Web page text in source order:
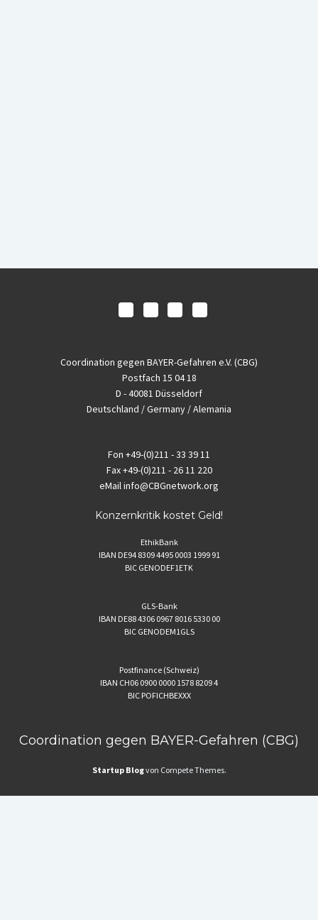
Coordination gegen BAYER-Gefahren e.V. (CBG)
Postfach 15 04 18
D - 40081 Düsseldorf
Deutschland / Germany / Alemania
Fon +49-(0)211 - 33 39 11
Fax+49-(0)211 - 26 11 220
eMailinfo@CBGnetwork.org
Konzernkritik kostet Geld!
EthikBank
IBAN DE94 8309 4495 0003 1999 91
BIC GENODEF1ETK
GLS-Bank
IBAN DE88 4306 0967 8016 5330 00
BIC GENODEM1GLS
Postfinance (Schweiz)
IBAN CH06 0900 0000 1578 8209 4
BIC POFICHBEXXX
Coordination gegen BAYER-Gefahren (CBG)
Startup Blogvon Compete Themes.